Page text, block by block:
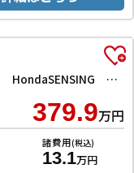
e：HEVスパーダ 登録済未使用車 禁煙車 HondaSENSING 両側自動ドア アダプティブクルーズコントロール 電子パーキング パワーバックドア アダプティブクルーズコントロール ブラインドスポットモニター
379.9万円
諸費用(税込)
13.1万円